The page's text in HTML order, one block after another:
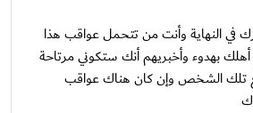
في النهاية وأنت من تتحمل عواقب هذا
بهدوء وأخبريهم أنك ستكوني مرتاحة
تلك الشخص وإن كان هناك عواقب